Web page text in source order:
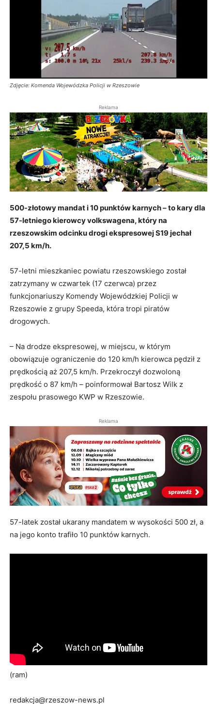
Zdjęcie: Komenda Wojewódzka Policji w Rzeszowie
Reklama
500-złotowy mandat i 10 punktów karnych – to kary dla
57-letniego kierowcy volkswagena, który na
rzeszowskim odcinku drogi ekspresowej S19 jechał
207,5 km/h.
57-letni mieszkaniec powiatu rzeszowskiego został
zatrzymany w czwartek (17 czerwca) przez
funkcjonariuszy Komendy Wojewódzkiej Policji w
Rzeszowie z grupy Speeda, która tropi piratów
drogowych.
– Na drodze ekspresowej, w miejscu, w którym
obowiązuje ograniczenie do 120 km/h kierowca pędził z
prędkością aż 207,5 km/h. Przekroczył dozwoloną
prędkość o 87 km/h – poinformował Bartosz Wilk z
zespołu prasowego KWP w Rzeszowie.
Reklama
57-latek został ukarany mandatem w wysokości 500 zł, a
na jego konto trafiło 10 punktów karnych.
(ram)
redakcja@rzeszow-news.pl